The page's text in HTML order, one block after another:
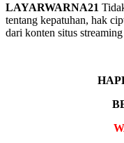
LAYARWARNA21
tentang kepatuhan, hak
dari konten situs